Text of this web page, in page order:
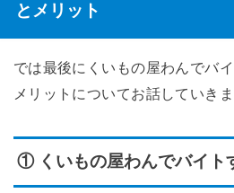
とメリット
では最後にくいもの屋わんでバ
メリットについてお話していきま
① くいもの屋わんでバイト